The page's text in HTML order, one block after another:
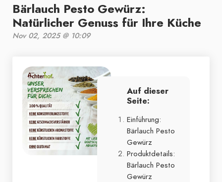
Bärlauch Pesto Gewürz:
Natürlicher Genuss für Ihre Küche
Nov 02, 2025 @ 10:09
Auf dieser
Seite:
Einführung:
Bärlauch Pesto
Gewürz
Produktdetails:
Bärlauch Pesto
Gewürz